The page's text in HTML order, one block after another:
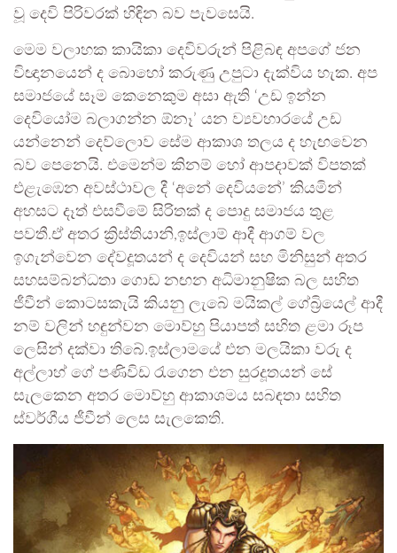
වූ දෙවි පිරිවරක් හිඳින බව පැවසෙයි.
මෙම වලාහක කායිකා දෙවිවරුන් පිළිබඳ අපගේ ජන
විඥානයෙන් ද බොහෝ කරුණු උපුටා දැක්විය හැක. අප
සමාජයේ සෑම කෙනෙකුම අසා ඇති ‘උඩ ඉන්න
දෙවියෝම බලාගන්න ඕනෑ’ යන ව්‍යවහාරයේ උඩ
යන්නෙන් දෙව්ලොව සේම ආකාශ තලය ද හැඟවෙන
බව පෙනෙයි. එමෙන්ම කිනම් හෝ ආපදාවක් විපතක්
එළැඹෙන අවස්ථාවල දී ‘අනේ දෙවියනේ’ කියමින්
අහසට දෑත් එසවීමේ සිරිතක් ද පොදු සමාජය තුළ
පවතී.ඒ අතර ක්‍රිස්තියානි,ඉස්ලාම් ආදී ආගම් වල
ඉගැන්වෙන දේවදූතයන් ද දෙවියන් සහ මිනිසුන් අතර
සහසම්බන්ධතා ගොඩ නඟන අධිමානුෂික බල සහිත
ජීවීන් කොටසකැයි කියනු ලැබේ මයිකල් ගේබ්‍රියෙල් ආදී
නම් වලින් හඳුන්වන මොව්හු පියාපත් සහිත ළමා රූප
ලෙසින් දක්වා තිබේ.ඉස්ලාමයේ එන මලයිකා වරු ද
අල්ලාහ් ගේ පණිවිඩ රැගෙන එන සුරදූතයන් සේ
සැලකෙන අතර මොව්හු ආකාශමය සබඳතා සහිත
ස්වර්ගීය ජීවීන් ලෙස සැලකෙති.